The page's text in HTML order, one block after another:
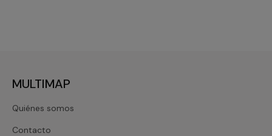
MULTIMAP
Quiénes somos
Contacto